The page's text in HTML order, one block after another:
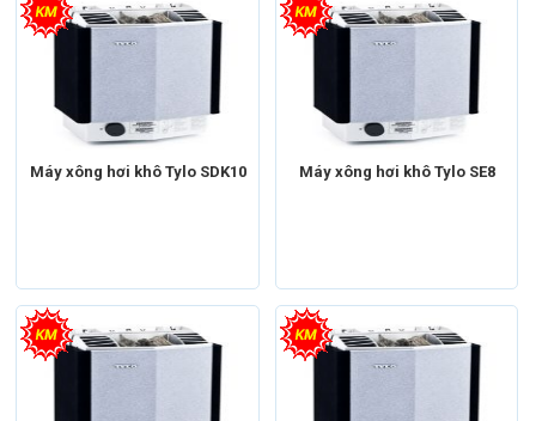
Máy xông hơi khô Tylo SDK10
Máy xông hơi khô
Thương hiệu
Máy xông hơi Tylo
Máy xông hơi khô Tylo SE8
Máy xông hơi khô
Thương hiệu
Máy xông hơi Tylo
Máy xông hơi khô
Máy xông hơi khô